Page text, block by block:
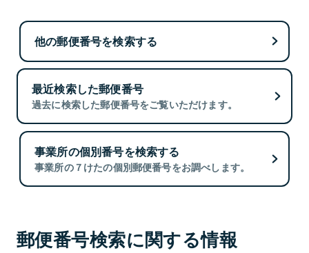
他の郵便番号を検索する
最近検索した郵便番号
過去に検索した郵便番号をご覧いただけます。
事業所の個別番号を検索する
事業所の７けたの個別郵便番号をお調べします。
郵便番号検索に関する情報